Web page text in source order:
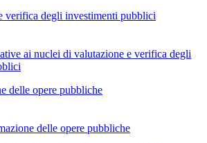
verifica degli investimenti pubblici
ai nuclei di valutazione e verifica degli
delle opere pubbliche
delle opere pubbliche